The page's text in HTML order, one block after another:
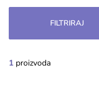
FILTRIRAJ
1 proizvoda